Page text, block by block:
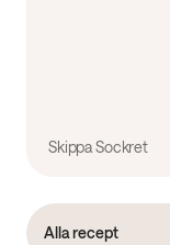
Skippa Sockret
Alla recept